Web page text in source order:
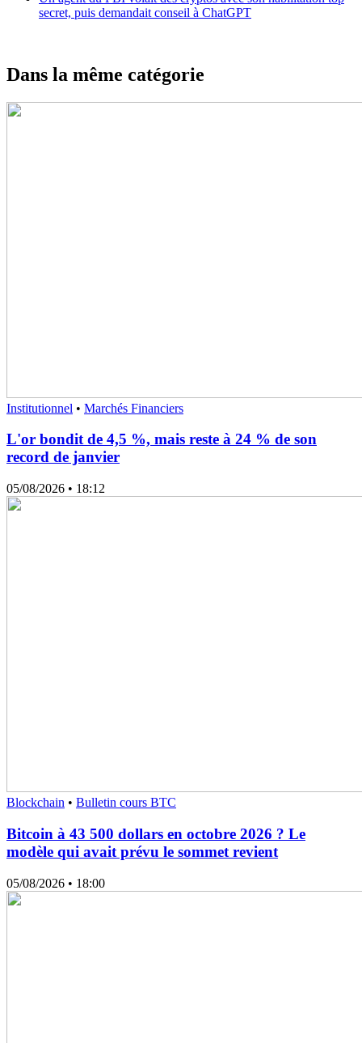
secret, puis demandait conseil à ChatGPT
Dans la même catégorie
Institutionnel • Marchés Financiers
L'or bondit de 4,5 %, mais reste à 24 % de son
record de janvier
05/08/2026 • 18:12
Blockchain • Bulletin cours BTC
Bitcoin à 43 500 dollars en octobre 2026 ? Le
modèle qui avait prévu le sommet revient
05/08/2026 • 18:00